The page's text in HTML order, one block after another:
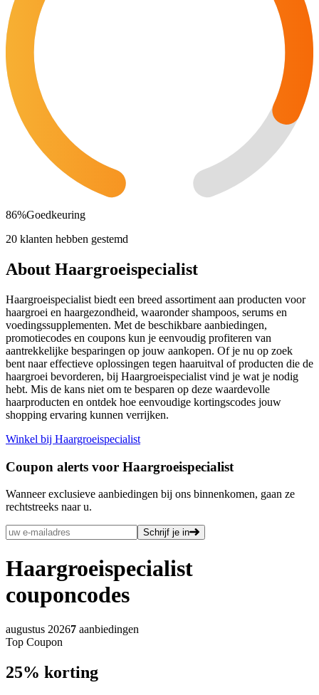
86%Goedkeuring
20 klanten hebben gestemd
About Haargroeispecialist
Haargroeispecialist biedt een breed assortiment aan producten voor
haargroei en haargezondheid, waaronder shampoos, serums en
voedingssupplementen. Met de beschikbare aanbiedingen,
promotiecodes en coupons kun je eenvoudig profiteren van
aantrekkelijke besparingen op jouw aankopen. Of je nu op zoek
bent naar effectieve oplossingen tegen haaruitval of producten die de
haargroei bevorderen, bij Haargroeispecialist vind je wat je nodig
hebt. Mis de kans niet om te besparen op deze waardevolle
haarproducten en ontdek hoe eenvoudige kortingscodes jouw
shopping ervaring kunnen verrijken.
Winkel bij Haargroeispecialist
Coupon alerts voor Haargroeispecialist
Wanneer exclusieve aanbiedingen bij ons binnenkomen, gaan ze
rechtstreeks naar u.
Schrijf je in
Haargroeispecialist
couponcodes
augustus 20267 aanbiedingen
Top Coupon
25% korting